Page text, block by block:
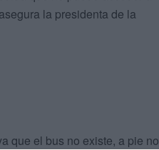
la presidenta de la
que el bus no existe, a pie no